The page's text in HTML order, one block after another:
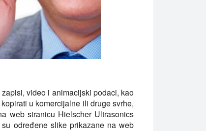
video i animacijski podaci, kao
u komercijalne ili druge svrhe,
web stranicu Hielscher Ultrasonics
određene slike prikazane na web